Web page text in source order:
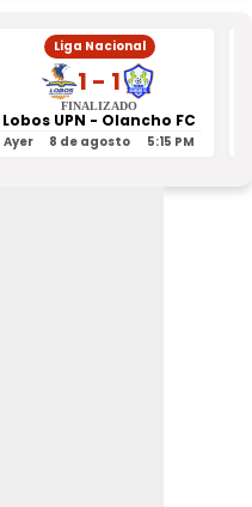
Liga Nacional
1 - 1
FINALIZADO
Lobos UPN - Olancho FC
Ayer 8 de agosto 5:15 PM